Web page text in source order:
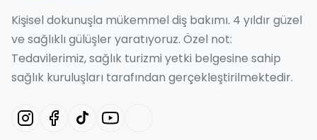
Kişisel dokunuşla mükemmel diş bakımı. 4 yıldır güzel
ve sağlıklı gülüşler yaratıyoruz. Özel not:
Tedavilerimiz, sağlık turizmi yetki belgesine sahip
sağlık kuruluşları tarafından gerçekleştirilmektedir.